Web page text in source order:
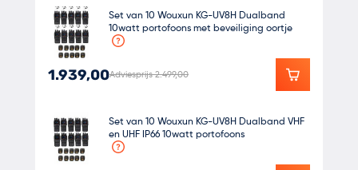
Set van 10 Wouxun KG-UV8H Dualband
10watt portofoons met beveiliging oortje
1.939,00Adviesprijs 2.499,00
Set van 10 Wouxun KG-UV8H Dualband VHF
en UHF IP66 10watt portofoons